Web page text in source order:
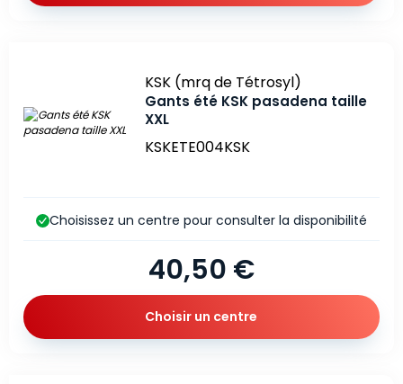
Marque
KSK (mrq de Tétrosyl)
Gants été KSK pasadena taille
XXL
KSKETE004KSK
40,50 €
Choisissez un centre pour consulter la disponibilité
Choisir un centre